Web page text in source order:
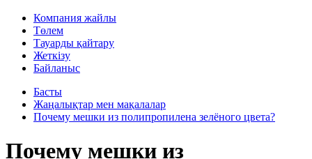
Компания жайлы
Төлем
Тауарды қайтару
Жеткізу
Байланыс
Басты
Жаңалықтар мен мақалалар
Почему мешки из полипропилена зелёного цвета?
Почему мешки из